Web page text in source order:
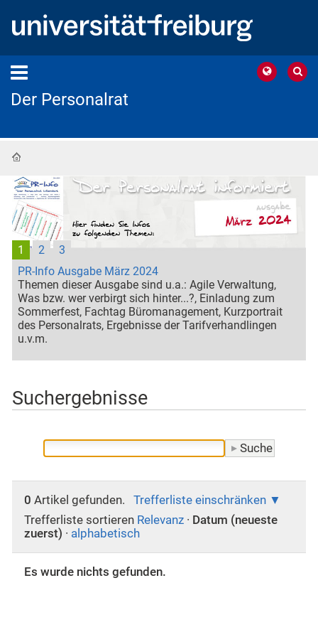
Der Personalrat
PR-Info Ausgabe März 2024
Themen dieser Ausgabe sind u.a.: Agile Verwaltung,
Was bzw. wer verbirgt sich hinter...?, Einladung zum
Sommerfest, Fachtag Büromanagement, Kurzportrait
des Personalrats, Ergebnisse der Tarifverhandlingen
u.v.m.
1 2 3
Suchergebnisse
0 Artikel gefunden.
Trefferliste einschränken
Trefferliste sortieren Relevanz · Datum (neueste
zuerst) · alphabetisch
Es wurde nichts gefunden.